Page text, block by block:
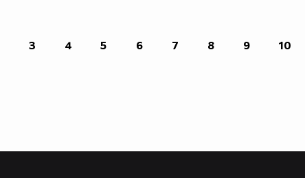
3 4 5 6 7 8 9 10